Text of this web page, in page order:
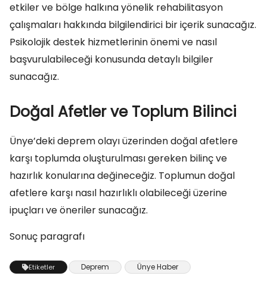
etkiler ve bölge halkına yönelik rehabilitasyon
çalışmaları hakkında bilgilendirici bir içerik sunacağız.
Psikolojik destek hizmetlerinin önemi ve nasıl
başvurulabileceği konusunda detaylı bilgiler
sunacağız.
Doğal Afetler ve Toplum Bilinci
Ünye’deki deprem olayı üzerinden doğal afetlere
karşı toplumda oluşturulması gereken bilinç ve
hazırlık konularına değineceğiz. Toplumun doğal
afetlere karşı nasıl hazırlıklı olabileceği üzerine
ipuçları ve öneriler sunacağız.
Sonuç paragrafı
Etiketler Deprem Ünye Haber